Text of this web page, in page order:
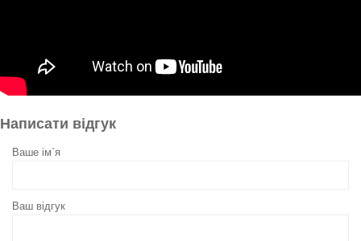
Написати відгук
Ваше ім`я
Ваш відгук